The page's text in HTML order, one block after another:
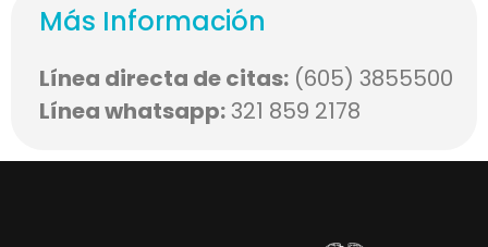
Más Información
Línea directa de citas: (605) 3855500
Línea whatsapp:321 859 2178